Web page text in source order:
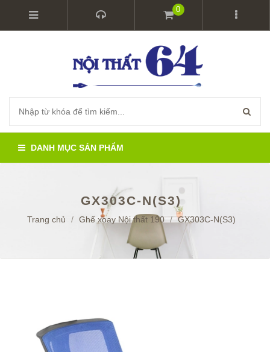
0
DANH MỤC SẢN PHẨM
GX303C-N(S3)
Trang chủ / Ghế xoay Nội thất 190 / GX303C-N(S3)